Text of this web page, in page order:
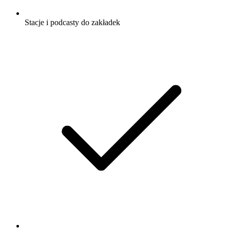
Stacje i podcasty do zakładek